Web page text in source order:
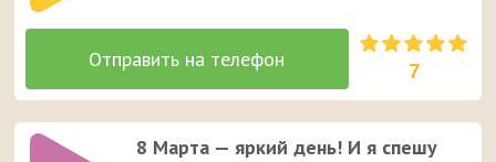
7
8 Марта — яркий день! И я спешу